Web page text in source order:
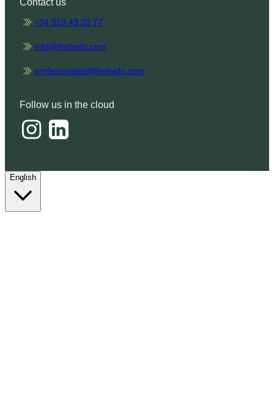
Contact us
+34 919 49 20 77
info@findnido.com
profesionales@findnido.com
Follow us in the cloud
English